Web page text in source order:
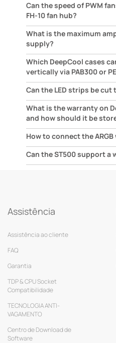
Can the speed of PWM
FH-10 fan hub?
What is the maximum
supply?
Which DeepCool cases
vertically via PAB300 or
Can the LED strips be
What is the warranty on
and how should it be
How to connect the
Can the ST500 support a
Assistência
Assistência ao cliente
FAQ
Garantia
TDP & CPU Socket
Compatibilidade
TECNOLOGIA ANTI-
VAGAMENTO
Centro de Download de
Software